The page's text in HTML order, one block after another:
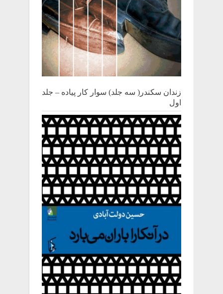
زندان سکندر( سه جلد) سوار کار پیاده – جلد
اول